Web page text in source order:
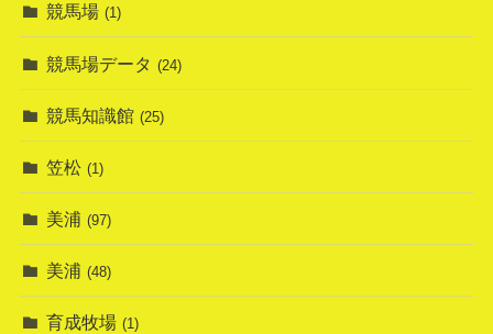
競馬場 (1)
競馬場データ (24)
競馬知識館 (25)
笠松 (1)
美浦 (97)
美浦 (48)
育成牧場 (1)